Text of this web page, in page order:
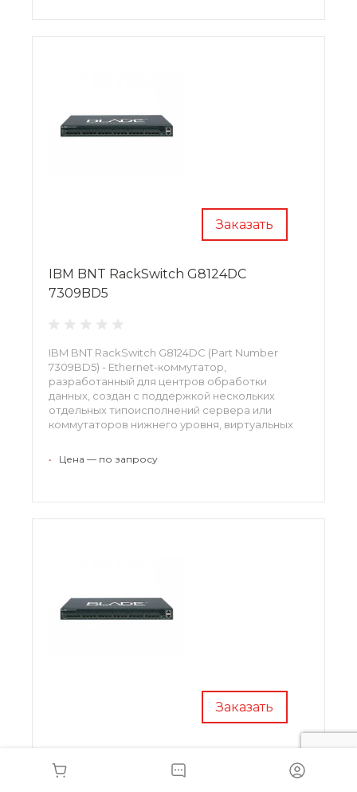
Заказать
IBM BNT RackSwitch G8124DC
7309BD5
IBM BNT RackSwitch G8124DC (Part Number
7309BD5) - Ethernet-коммутатор,
разработанный для центров обработки
данных, создан с поддержкой нескольких
отдельных типоисполнений сервера или
коммутаторов нижнего уровня, виртуальных
• Цена — по запросу
Заказать
7309BR6